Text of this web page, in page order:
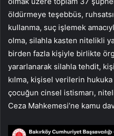
öldürmeye teşebbüs,
kullanma, suç işlemek
olma, silahla kasten nitelikli
birden fazla kişiyle birlikte
yararlanarak silahla tehdit,
kılma, kişisel verilerin
çocuğun cinsel istismarı,
Ceza Mahkemesi’ne kamu